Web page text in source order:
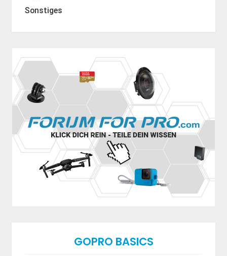
Sonstiges
GOPRO BASICS